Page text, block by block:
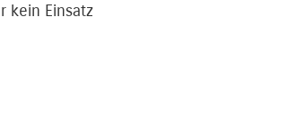
kein Einsatz